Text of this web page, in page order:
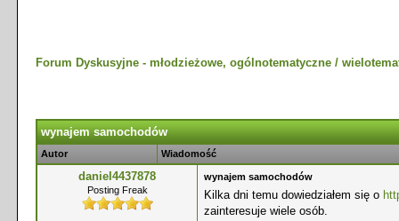
Forum Dyskusyjne - młodzieżowe, ogólnotematyczne /
wynajem samochodów
Autor Wiadomość
daniel4437878
Posting Freak
wynajem samochodów
Kilka dni temu dowiedziałem się o
zainteresuje wiele osób.